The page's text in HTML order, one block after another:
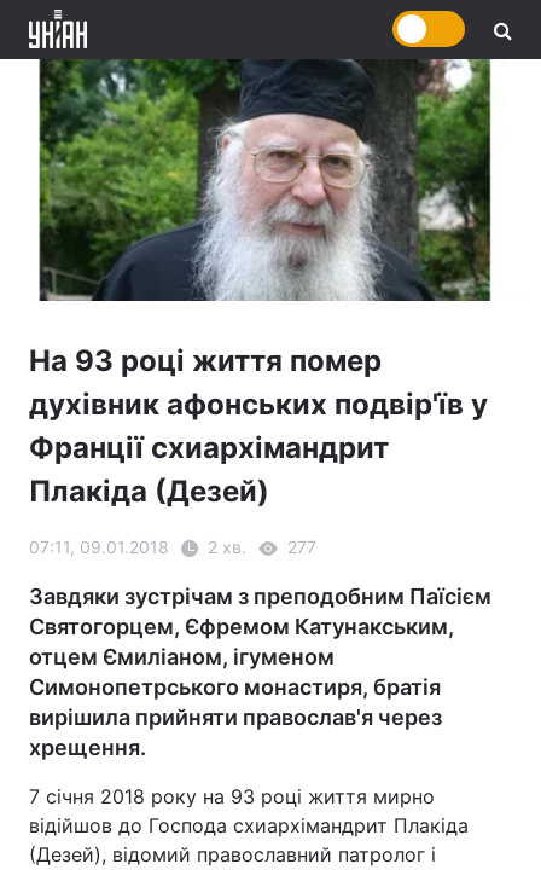
На 93 році життя помер
духівник афонських подвір'їв у
Франції схиархімандрит
Плакіда (Дезей)
07:11, 09.01.2018 2 хв. 277
Завдяки зустрічам з преподобним Паїсієм
Святогорцем, Єфремом Катунакським,
отцем Ємиліаном, ігуменом
Симонопетрського монастиря, братія
вирішила прийняти православ'я через
хрещення.
7 січня 2018 року на 93 році життя мирно
відійшов до Господа схиархімандрит Плакіда
(Дезей), відомий православний патролог і